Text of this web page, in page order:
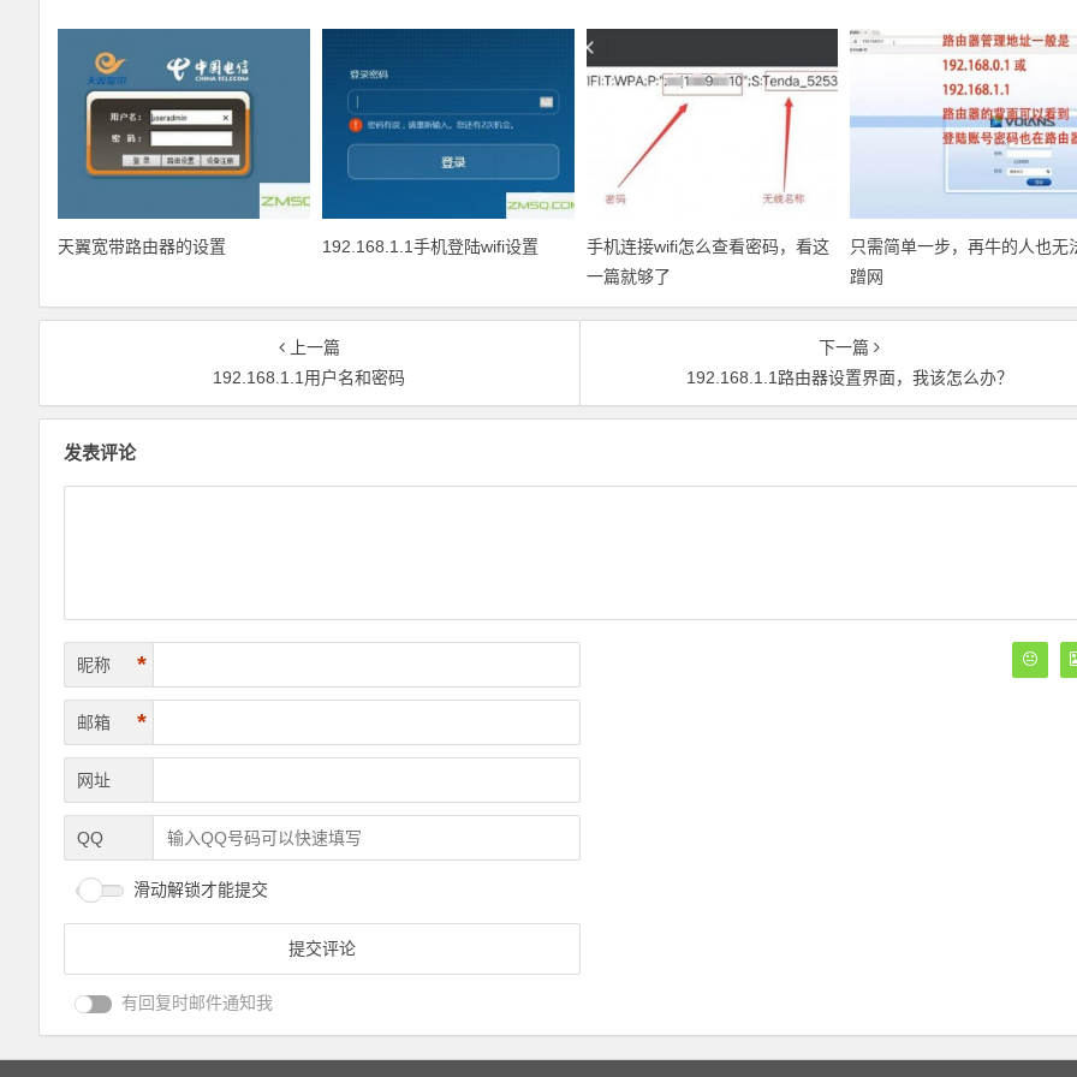
天翼宽带路由器的设置 192.168.1.1手机登陆wifi设置
手机连接wifi怎么查看密码，看这
一篇就够了
只需简单一步，再牛的人也无
蹭网
上一篇
192.168.1.1用户名和密码
下一篇
192.168.1.1路由器设置界面，我该怎么办？
发表评论
昵称 *
邮箱 *
网址
QQ
滑动解锁才能提交
有回复时邮件通知我